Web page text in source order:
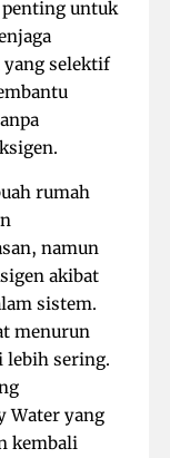
untuk
yang selektif
rumah
namun
akibat
sistem.
menurun
lebih sering.
Water yang
kembali